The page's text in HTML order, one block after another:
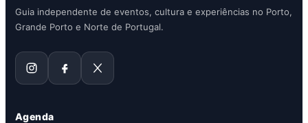
Guia independente de eventos, cultura e experiências no Porto,
Grande Porto e Norte de Portugal.
Agenda